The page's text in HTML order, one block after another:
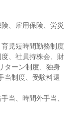
、雇用保険、労災
児短時間勤務制度
度、社員持株会、財
ターン制度、独身
当制度、受験料還
当、時間外手当、